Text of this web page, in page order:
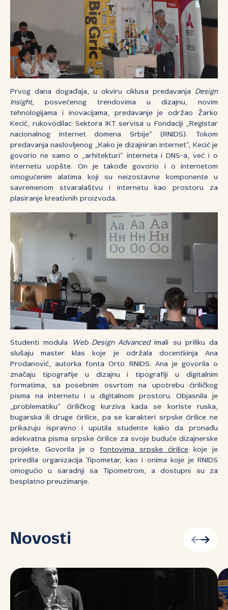
Prvog dana događaja, u okviru ciklusa predavanja Design
Insight, posvećenog trendovima u dizajnu, novim
tehnologijama i inovacijama, predavanje je održao Žarko
Kecić, rukovodilac Sektora IKT servisa u Fondaciji „Registar
nacionalnog internet domena Srbije“ (RNIDS). Tokom
predavanja naslovljenog „Kako je dizajniran internet“, Kecić je
govorio ne samo o „arhitekturi“ interneta i DNS-a, već i o
internetu uopšte. On je takođe govorio i o internetom
omogućenim alatima koji su neizostavne komponente u
savremenom stvaralaštvu i internetu kao prostoru za
plasiranje kreativnih proizvoda.
Studenti modula Web Design Advancedimali su priliku da
slušaju master klas koje je održala docentkinja Ana
Prodanović, autorka fonta Orto RNIDS. Ana je govorila o
značaju tipografije u dizajnu i tipografiji u digitalnim
formatima, sa posebnim osvrtom na upotrebu ćiriličkog
pisma na internetu i u digitalnom prostoru. Objasnila je
„problematiku“ ćiriličkog kurziva kada se koriste ruska,
bugarska ili druge ćirilice, pa se karakteri srpske ćirilice ne
prikazuju ispravno i uputila studente kako da pronađu
adekvatna pisma srpske ćirilice za svoje buduće dizajnerske
projekte. Govorila je o fontovima srpske ćirilice koje je
priredila organizacija Tipometar, kao i onima koje je RNIDS
omogućio u saradnji sa Tipometrom, a dostupni su za
besplatno preuzimanje.
Novosti